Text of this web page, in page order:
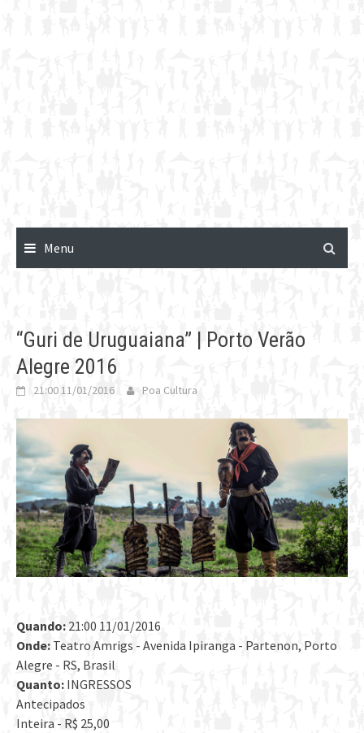
Menu
“Guri de Uruguaiana” | Porto Verão
Alegre 2016
21:00 11/01/2016 Poa Cultura
Quando: 21:00 11/01/2016
Onde: Teatro Amrigs - Avenida Ipiranga - Partenon, Porto
Alegre - RS, Brasil
Quanto: INGRESSOS
Antecipados
Inteira - R$ 25,00